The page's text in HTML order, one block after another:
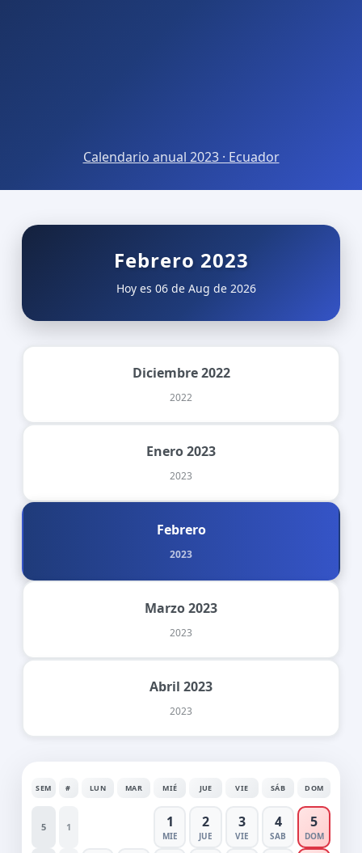
Calendario anual 2023 · Ecuador
Febrero 2023
Hoy es 06 de Aug de 2026
Diciembre 2022
2022
Enero 2023
2023
Febrero
2023
Marzo 2023
2023
Abril 2023
2023
SEM # LUN MAR MIÉ JUE VIE SÁB DOM
5 1 1
MIE
2
JUE
3
VIE
4
SAB
5
DOM